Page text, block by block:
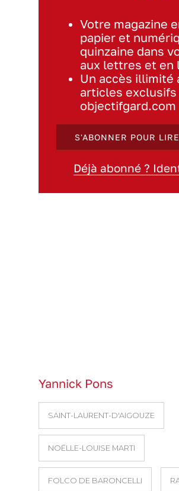
Votre magazine
papier et
quinzaine dans
aux lettres et en
Un accès illimité
articles exclusifs
objectifgard.com
S'ABONNER POUR
Déjà abonné ?
Yannick Pons
SAINT-LAURENT-D'AIGOUZE
NOËLLE-LOUISE MARTI
FOLCO DE BARONCELLI